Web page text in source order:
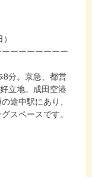
ーーーーーーー
8分。京急、都営
立地。成田空港
途中駅にあり、
スペースです。